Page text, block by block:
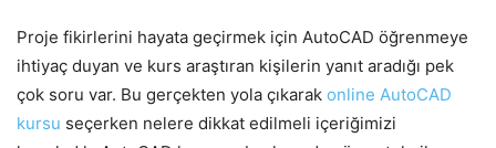
Proje fikirlerini hayata geçirmek için AutoCAD öğrenmeye
ihtiyaç duyan ve kurs araştıran kişilerin yanıt aradığı pek
çok soru var. Bu gerçekten yola çıkarak online AutoCAD
kursu seçerken nelere dikkat edilmeli içeriğimizi